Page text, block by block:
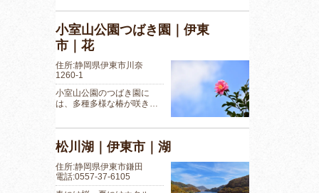
小室山公園つばき園｜伊東
市｜花
住所:静岡県伊東市川奈
1260-1
小室山公園のつばき園に
は、多種多様な椿が咲き…
松川湖｜伊東市｜湖
住所:静岡県伊東市鎌田
電話:0557-37-6105